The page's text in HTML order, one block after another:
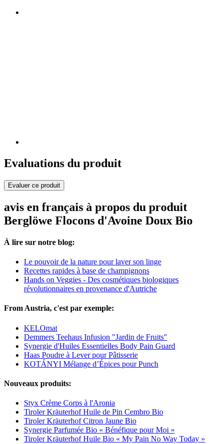
Evaluations du produit
Evaluer ce produit
avis en français à propos du produit
Berglöwe Flocons d'Avoine Doux Bio
À lire sur notre blog:
Le pouvoir de la nature pour laver son linge
Recettes rapides à base de champignons
Hands on Veggies - Des cosmétiques biologiques
révolutionnaires en provenance d'Autriche
From Austria, c'est par exemple:
KELOmat
Demmers Teehaus Infusion "Jardin de Fruits"
Synergie d'Huiles Essentielles Body Pain Guard
Haas Poudre à Lever pour Pâtisserie
KOTÁNYI Mélange d’Épices pour Punch
Nouveaux produits:
Styx Crème Corps à l'Aronia
Tiroler Kräuterhof Huile de Pin Cembro Bio
Tiroler Kräuterhof Citron Jaune Bio
Synergie Parfumée Bio « Bénéfique pour Moi »
Tiroler Kräuterhof Huile Bio « My Pain No Way Today »